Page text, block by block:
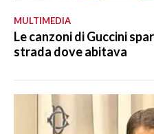
MULTIMEDIA
Le canzoni di Guccini
strada dove abitava